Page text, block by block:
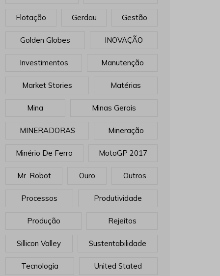
Flotação Gerdau Gestão
Golden Globes INOVAÇÃO
Investimentos Manutenção
Market Stories Matérias
Mina Minas Gerais
MINERADORAS Mineração
Minério De Ferro MotoGP 2017
Mr. Robot Ouro Outros
Processos Produtividade
Produção Rejeitos
Sillicon Valley Sustentabilidade
Tecnologia United Stated